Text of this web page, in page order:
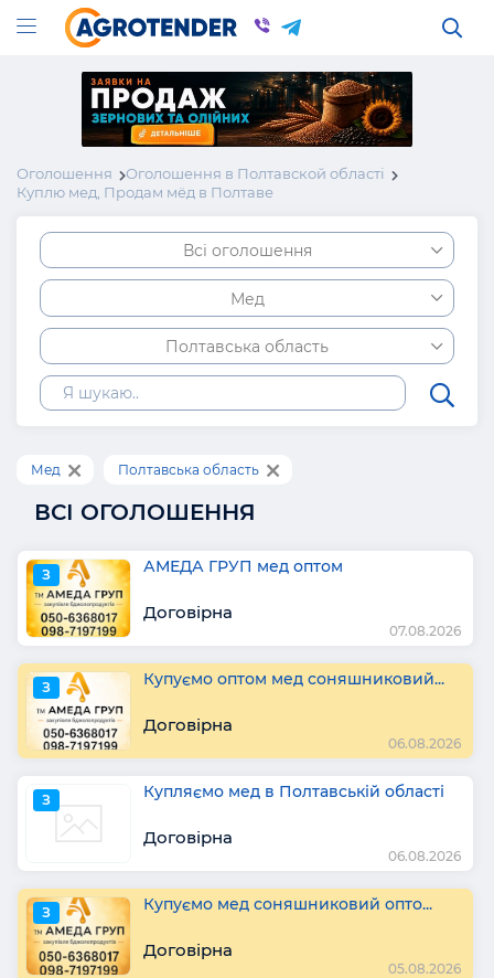
Оголошення
Оголошення в Полтавской області
Куплю мед, Продам мёд в Полтаве
Всі оголошення
Мед
Полтавська область
Мед Полтавська область
ВСІ ОГОЛОШЕННЯ
З АМЕДА ГРУП мед оптом
Договірна
07.08.2026
З Купуємо оптом мед соняшниковий...
Договірна
06.08.2026
З Купляємо мед в Полтавській області
Договірна
06.08.2026
З Купуємо мед соняшниковий опто...
Договірна
05.08.2026